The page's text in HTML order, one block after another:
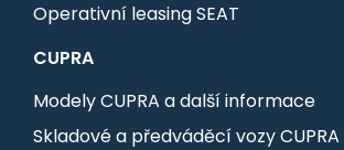
Operativní leasing SEAT
CUPRA
Modely CUPRA a další informace
Skladové a předváděcí vozy CUPRA